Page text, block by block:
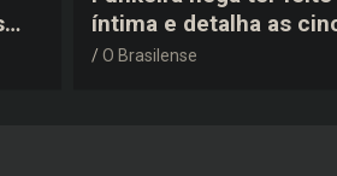
íntima e detalha as
plásticas que realizou
O Brasilense